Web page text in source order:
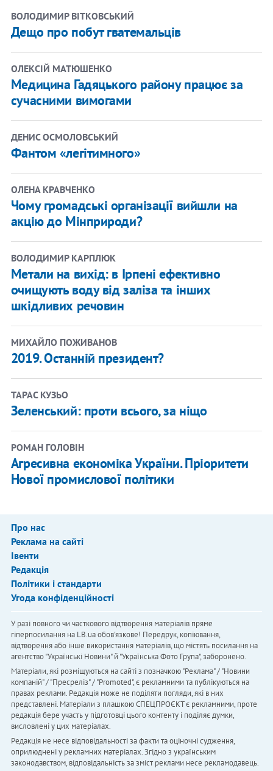
ВОЛОДИМИР ВІТКОВСЬКИЙ
Дещо про побут гватемальців
ОЛЕКСІЙ МАТЮШЕНКО
Медицина Гадяцького району працює за
сучасними вимогами
ДЕНИС ОСМОЛОВСЬКИЙ
Фантом «легітимного»
ОЛЕНА КРАВЧЕНКО
Чому громадські організації вийшли на
акцію до Мінприроди?
ВОЛОДИМИР КАРПЛЮК
Метали на вихід: в Ірпені ефективно
очищують воду від заліза та інших
шкідливих речовин
МИХАЙЛО ПОЖИВАНОВ
2019. Останній президент?
ТАРАС КУЗЬО
Зеленський: проти всього, за ніщо
РОМАН ГОЛОВІН
Агресивна економіка України. Пріоритети
Нової промислової політики
Про нас
Реклама на сайті
Івенти
Редакція
Політики і стандарти
Угода конфіденційності
У разі повного чи часткового відтворення матеріалів пряме
гіперпосилання на LB.ua обов'язкове! Передрук, копіювання,
відтворення або інше використання матеріалів, що містять посилання на
агентство "Українськi Новини" й "Українська Фото Група", заборонено.
Матеріали, які розміщуються на сайті з позначкою "Реклама" / "Новини
компаній" / "Пресреліз" / "Promoted", є рекламними та публікуються на
правах реклами. Редакція може не поділяти погляди, які в них
представлені. Матеріали з плашкою СПЕЦПРОЄКТ є рекламними, проте
редакція бере участь у підготовці цього контенту і поділяє думки,
висловлені у цих матеріалах.
Редакція не несе відповідальності за факти та оціночні судження,
оприлюднені у рекламних матеріалах. Згідно з українським
законодавством, відповідальність за зміст реклами несе рекламодавець.